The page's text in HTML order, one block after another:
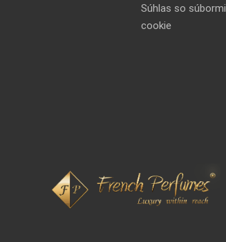
Súhlas so súbormi
cookie